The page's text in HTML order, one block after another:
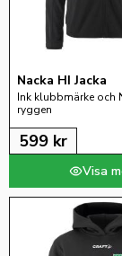
Nacka HI Jacka
Ink klubbmärke och
ryggen
599 kr